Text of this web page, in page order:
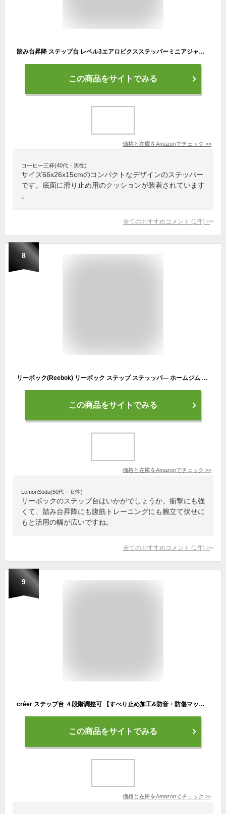
踏み台昇降 ステップ台 レベル3エアロビクスステッパーミニアジャスタブルフィットネストレーニングヨガジム 運動 エアロステップ台 エアロビクス ステッパー スローステップ 昇降台 (Color : Green, Size : 66cm)
この商品をサイトでみる
価格と在庫をAmazonでチェック >>
コーヒー三杯(40代・男性)
サイズ66x26x15cmのコンパクトなデザインのステッパー
です。底面に滑り止め用のクッションが装着されています
。
全てのおすすめコメント (1 件) >
8
リーボック(Reebok) リーボック ステップ ステッッパ― ホームジム トレーニング 踏み台昇降 RAP-11150WH
この商品をサイトでみる
価格と在庫をAmazonでチェック >>
LemonSoda(50代・女性)
リーボックのステップ台はいかがでしょうか。衝撃にも強
くて、踏み台昇降にも腹筋トレーニングにも腕立て伏せに
もと活用の幅が広いですね。
全てのおすすめコメント (1 件) >
9
créer ステップ台 ４段階調整可 【すべり止め加工&防音・防傷マット付】（３段,パープル）
この商品をサイトでみる
価格と在庫をAmazonでチェック >>